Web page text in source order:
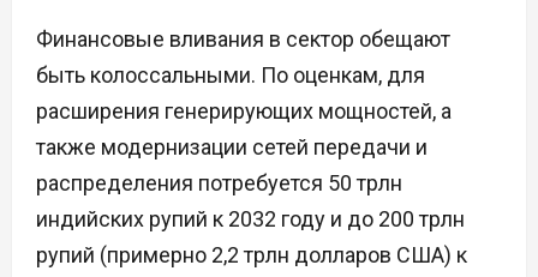
Финансовые вливания в сектор обещают
быть колоссальными. По оценкам, для
расширения генерирующих мощностей, а
также модернизации сетей передачи и
распределения потребуется 50 трлн
индийских рупий к 2032 году и до 200 трлн
рупий (примерно 2,2 трлн долларов США) к